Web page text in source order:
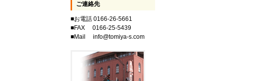
ご連絡先
■お電話 0166-26-5661
■FAX 0166-25-5439
■Mail info@tomiya-s.com